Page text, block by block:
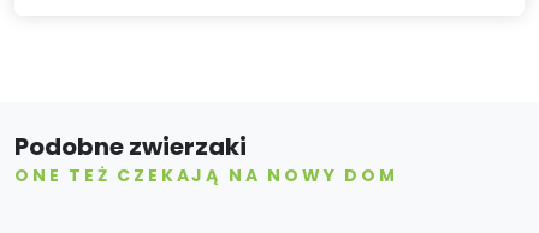
Podobne zwierzaki
ONE TEŻ CZEKAJĄ NA NOWY DOM